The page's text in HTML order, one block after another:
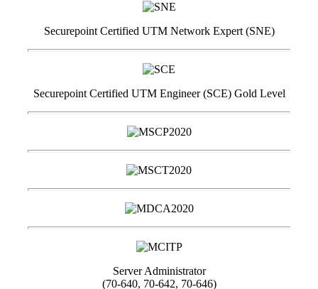
Securepoint Certified UTM Network Expert (SNE)
Securepoint Certified UTM Engineer (SCE) Gold Level
Server Administrator
(70-640, 70-642, 70-646)